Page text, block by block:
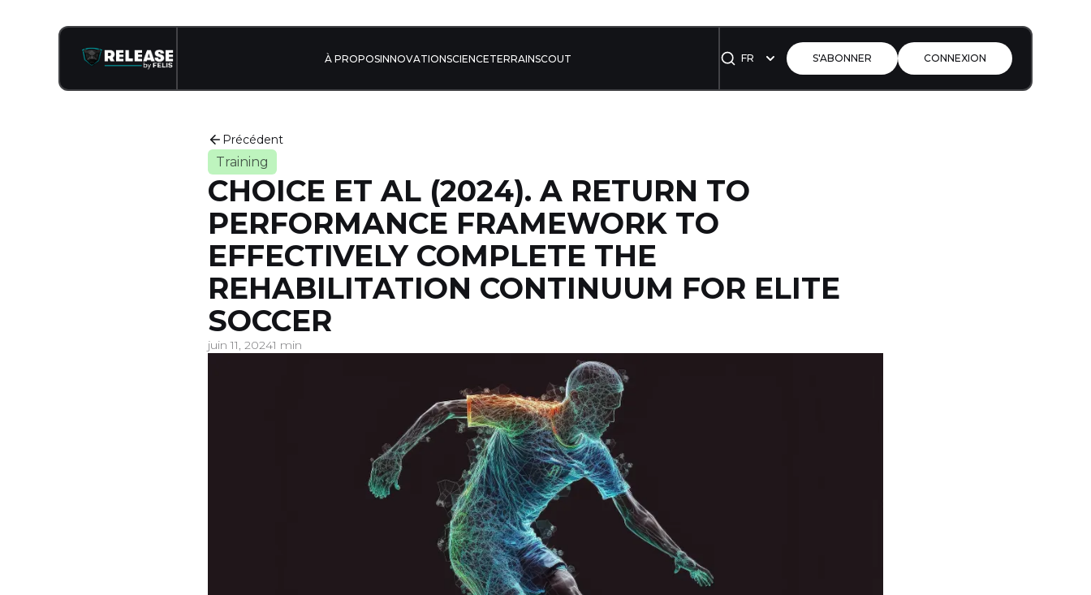
INNOVATIONSCIENCETERRAINSCOUT
À PROPOS FR S'ABONNER CONNEXION
Précédent
Training
CHOICE ET AL (2024). A RETURN TO
PERFORMANCE FRAMEWORK TO
EFFECTIVELY COMPLETE THE
REHABILITATION CONTINUUM FOR ELITE
SOCCER
juin 11, 20241 min